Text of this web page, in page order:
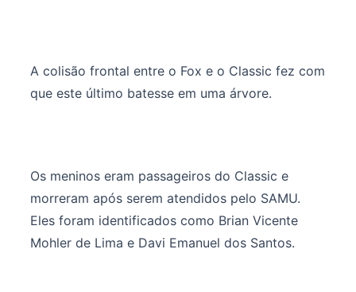
A colisão frontal entre o Fox e o Classic fez com
que este último batesse em uma árvore.
Os meninos eram passageiros do Classic e
morreram após serem atendidos pelo SAMU.
Eles foram identificados como Brian Vicente
Mohler de Lima e Davi Emanuel dos Santos.